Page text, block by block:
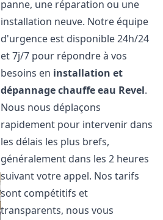
panne, une réparation ou une
installation neuve. Notre équipe
d'urgence est disponible 24h/24
et 7j/7 pour répondre à vos
besoins en installation et
dépannage chauffe eau Revel.
Nous nous déplaçons
rapidement pour intervenir dans
les délais les plus brefs,
généralement dans les 2 heures
suivant votre appel. Nos tarifs
sont compétitifs et
transparents, nous vous